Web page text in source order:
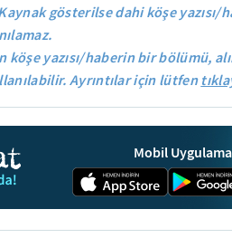
gösterilse dahi köşe yazısı/
köşe yazısı/haberin bir bölümü,
Ayrıntılar için lütfen
Mobil